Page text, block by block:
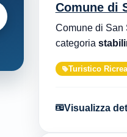
Comune di
categoria
Turistico
Visualizza